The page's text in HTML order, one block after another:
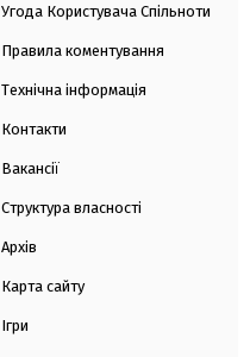
Угода Користувача Спільноти
Правила коментування
Технічна інформація
Контакти
Вакансії
Структура власності
Архів
Карта сайту
Ігри